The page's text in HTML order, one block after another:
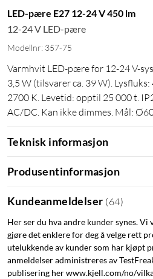
LED-pære E27 12-24 V 450 lm
12-24 V LED-pære
Modellnr: 357-75
Varmhvit LED-pære for 12-24 V-
3,5 W (tilsvarer ca. 39 W).
2700 K. Levetid: opptil 25 000 t.
AC/DC. Kan ikke dimmes. Mål:
Teknisk informasjon
Produsentinformasjon
Kundeanmeldelser (64)
Her ser du hva andre kunder synes.
gjøre det enklere for deg å velge rett
utelukkende av kunder som har kjøpt
anmeldelser administreres av
publisering her www.kjell.com/no/